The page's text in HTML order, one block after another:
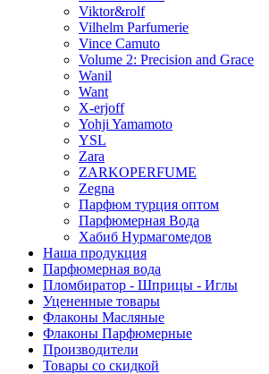
Viktor&rolf
Vilhelm Parfumerie
Vince Camuto
Volume 2: Precision and Grace
Wanil
Want
X-erjoff
Yohji Yamamoto
YSL
Zara
ZARKOPERFUME
Zegna
Парфюм турция оптом
Парфюмерная Вода
Хабиб Нурмагомедов
Наша продукция
Парфюмерная вода
Пломбиратор - Шприцы - Иглы
Уцененные товары
Флаконы Масляные
Флаконы Парфюмерные
Производители
Товары со скидкой